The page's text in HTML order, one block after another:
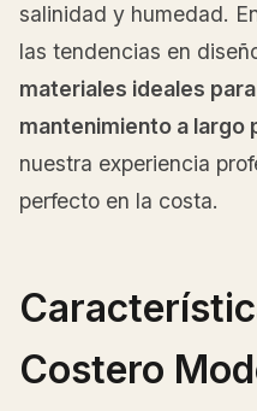
salinidad y humedad.
las tendencias en
materiales ideales
mantenimiento a largo
nuestra experiencia
perfecto en la costa.
Costero